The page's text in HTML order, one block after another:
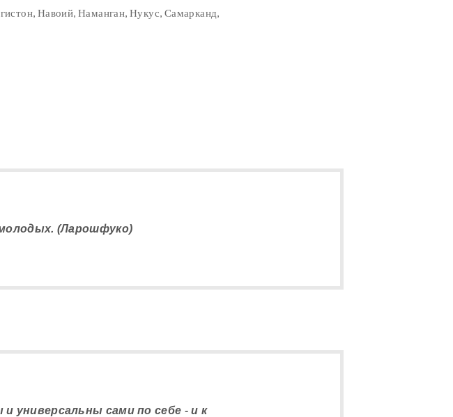
Навоий, Наманган, Нукус, Самарканд,
(Ларошфуко)
универсальны сами по себе - и к